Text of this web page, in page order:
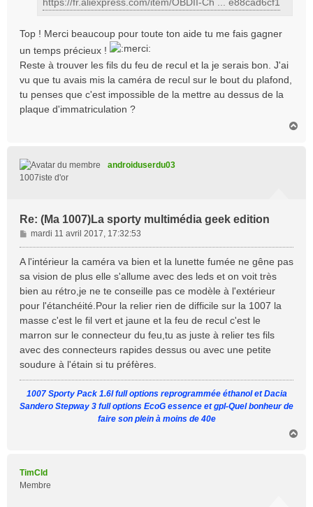
https://fr.aliexpress.com/item/OBDII-Ch ... e88cad6cf1
Top ! Merci beaucoup pour toute ton aide tu me fais gagner
un temps précieux !
Reste à trouver les fils du feu de recul et la je serais bon. J'ai
vu que tu avais mis la caméra de recul sur le bout du plafond,
tu penses que c'est impossible de la mettre au dessus de la
plaque d'immatriculation ?
androiduserdu03
1007iste d'or
Re: (Ma 1007)La sporty multimédia geek edition
M
e
s
g
e
mardi 11 avril 2017, 17:32:53
A l'intérieur la caméra va bien et la lunette fumée ne gêne pas
sa vision de plus elle s'allume avec des leds et on voit très
bien au rétro,je ne te conseille pas ce modèle à l'extérieur
pour l'étanchéité.Pour la relier rien de difficile sur la 1007 la
masse c'est le fil vert et jaune et la feu de recul c'est le
marron sur le connecteur du feu,tu as juste à relier tes fils
avec des connecteurs rapides dessus ou avec une petite
soudure à l'étain si tu préfères.
1007 Sporty Pack 1.6l full options reprogrammée éthanol et Dacia
Sandero Stepway 3 full options EcoG essence et gpl-Quel bonheur de
faire son plein à moins de 40e
TimCld
Membre